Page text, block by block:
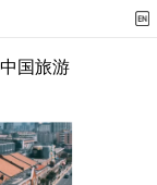
国旅游